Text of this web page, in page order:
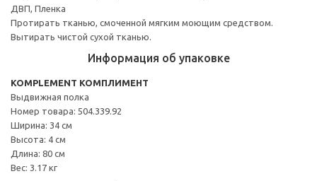
ДВП, Пленка
Протирать тканью, смоченной мягким моющим средством.
Вытирать чистой сухой тканью.
Информация об упаковке
KOMPLEMENT КОМПЛИМЕНТ
Выдвижная полка
Номер товара: 504.339.92
Ширина: 34 см
Высота: 4 см
Длина: 80 см
Вес: 3.17 кг